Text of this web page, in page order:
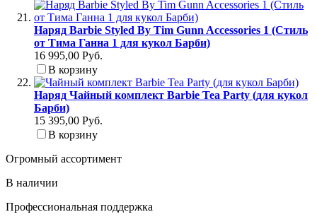
Наряд Barbie Styled By Tim Gunn Accessories 1 (Стиль
от Тима Ганна 1 для кукол Барби)
16 995,00 Руб.
В корзину
Наряд Чайный комплект Barbie Tea Party (для кукол
Барби)
15 395,00 Руб.
В корзину
Огромный ассортимент
В наличии
Профессиональная поддержка